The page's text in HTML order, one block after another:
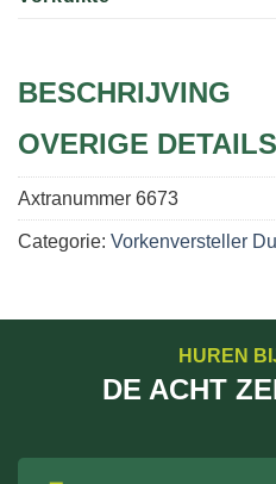
BESCHRIJVING
OVERIGE DETAILS
Axtranummer 6673
Categorie: Vorkenversteller
HUREN
DE ACHT